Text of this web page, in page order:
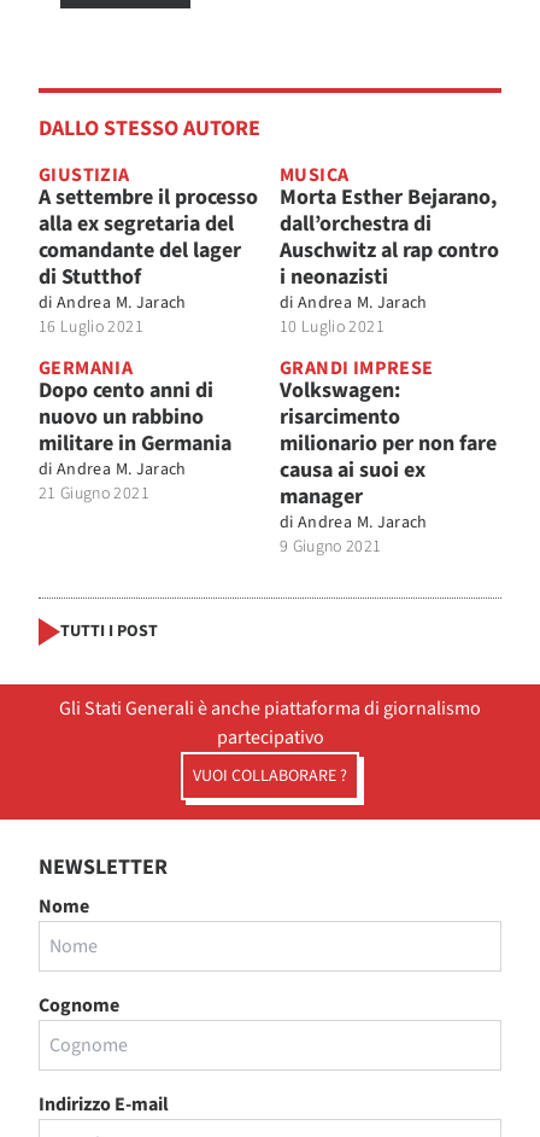
DALLO STESSO AUTORE
GIUSTIZIA
A settembre il processo
alla ex segretaria del
comandante del lager
di Stutthof
di Andrea M. Jarach
16 Luglio 2021
MUSICA
Morta Esther Bejarano,
dall’orchestra di
Auschwitz al rap contro
i neonazisti
di Andrea M. Jarach
10 Luglio 2021
GERMANIA
Dopo cento anni di
nuovo un rabbino
militare in Germania
di Andrea M. Jarach
21 Giugno 2021
GRANDI IMPRESE
Volkswagen:
risarcimento
milionario per non fare
causa ai suoi ex
manager
di Andrea M. Jarach
9 Giugno 2021
TUTTI I POST
Gli Stati Generali è anche piattaforma di giornalismo
partecipativo
VUOI COLLABORARE ?
NEWSLETTER
Nome
Cognome
Indirizzo E-mail